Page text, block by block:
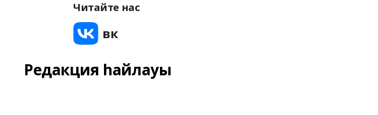
Читайте нас
Редакция һайлауы